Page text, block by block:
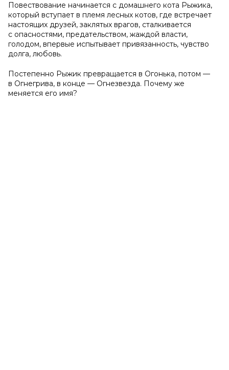
Повествование начинается с домашнего кота Рыжика,
который вступает в племя лесных котов, где встречает
настоящих друзей, заклятых врагов, сталкивается
с опасностями, предательством, жаждой власти,
голодом, впервые испытывает привязанность, чувство
долга, любовь.
Постепенно Рыжик превращается в Огонька, потом —
в Огнегрива, в конце — Огнезвезда. Почему же
меняется его имя?